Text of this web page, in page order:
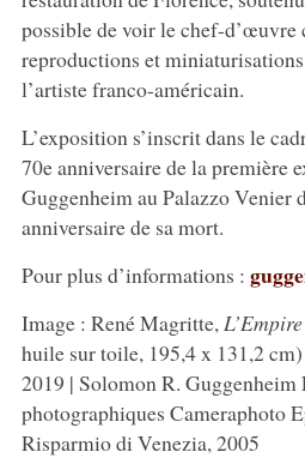
possible de voir le chef-d’œuvre
reproductions et
l’artiste franco-américain.
L’exposition s’inscrit dans le
70e anniversaire de la première
Guggenheim au Palazzo Venier
anniversaire de sa mort.
Pour plus d’informations :
Image : René Magritte,
huile sur toile, 195,4 x 131,2
2019 | Solomon R.
photographiques Cameraphoto
Risparmio di Venezia, 2005